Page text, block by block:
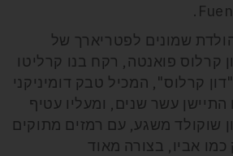
יום הולדת שמונים לפטריארך של
קרלוס פואנטה, רקח בנו קרליטו
קרלוס", המכיל טבק דומיניקני
עשר שנים, ומעליו עטיף
שוקולד משגע, עם רמזים מתוקים
כמו אביו, בצורה מאוד